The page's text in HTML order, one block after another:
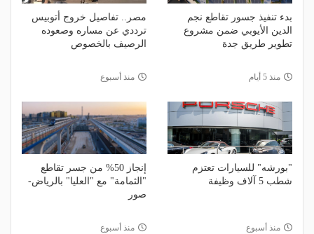
بدء تنفيذ جسور تقاطع نجم
الدين الأيوبي ضمن مشروع
تطوير طريق جدة
منذ 5 أيام
مصر.. تفاصيل خروج أتوبيس
ترددي عن مساره وصعوده
الرصيف بالخصوص
منذ أسبوع
"بورشه" للسيارات تعتزم
شطب 5 آلاف وظيفة
منذ أسبوع
إنجاز 50% من جسر تقاطع
"الثمامة" مع "العليا" بالرياض-
صور
منذ أسبوع